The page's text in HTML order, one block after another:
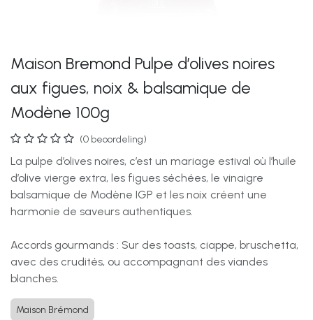
Maison Bremond Pulpe d’olives noires
aux figues, noix & balsamique de
Modène 100g
(0 beoordeling)
La pulpe d’olives noires, c’est un mariage estival où l’huile
d’olive vierge extra, les figues séchées, le vinaigre
balsamique de Modène IGP et les noix créent une
harmonie de saveurs authentiques.
Accords gourmands : Sur des toasts, ciappe, bruschetta,
avec des crudités, ou accompagnant des viandes
blanches.
Maison Brémond